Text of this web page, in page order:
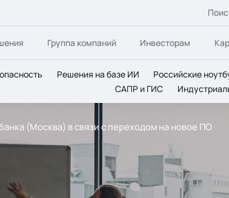
Группа компаний Инвесторам
Решения на базе ИИ Российские
САПР и ГИС
(Москва) в связи с переходом на новое ПО